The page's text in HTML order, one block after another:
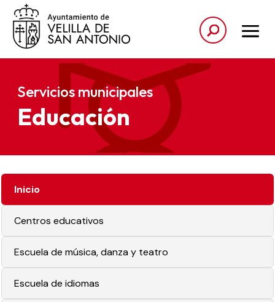
Servicios municipales
Educación
Inicio
Centros educativos
Escuela de música, danza y teatro
Escuela de idiomas